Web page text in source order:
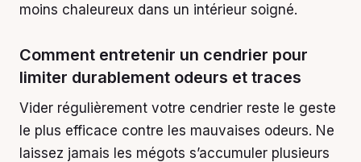
moins chaleureux dans un intérieur soigné.
Comment entretenir un cendrier pour
limiter durablement odeurs et traces
Vider régulièrement votre cendrier reste le geste
le plus efficace contre les mauvaises odeurs. Ne
laissez jamais les mégots s’accumuler plusieurs